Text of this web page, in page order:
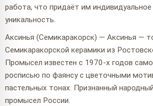
работа, что придаёт им индивидуальное
уникальность.
Аксинья (Семикаракорск) — Аксинья —
Семикаракорской керамики из
Промысел известен с 1970-х годов
росписью по фаянсу с цветочными
пастельных тонах. Признанный
промысел России.